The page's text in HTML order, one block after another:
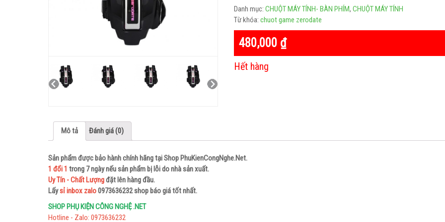
Danh mục:CHUỘT MÁY TÍNH- BÀN PHÍM,CHUỘT MÁY TÍNH
Từ khóa:chuot game zerodate
480,000 ₫
Hết hàng
Mô tả Đánh giá (0)
Sản phẩm được bảo hành chính hãng tại Shop PhuKienCongNghe.Net.
1 đổi 1 trong 7 ngày nếu sản phẩm bị lỗi do nhà sản xuất.
Uy Tín - Chất Lượngđặt lên hàng đầu.
Lấysỉ inbox zalo0973636232 shop báo giá tốt nhất.
SHOP PHỤ KIỆN CÔNG NGHỆ .NET
Hotline - Zalo: 0973636232
Loa Nghe Nhạc Bluetooth E15
Loa Bluetooth WS 1829 Âm Thanh Cực